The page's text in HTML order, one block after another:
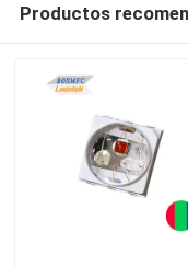
Productos